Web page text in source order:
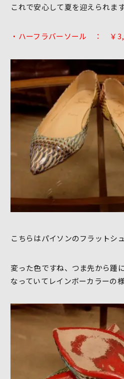
これで安心して夏を迎えられま
・ハーフラバーソール ： ￥
こちらはパイソンのフラットシュ
変った色ですね、つま先から踵
なっていてレインボーカラーの